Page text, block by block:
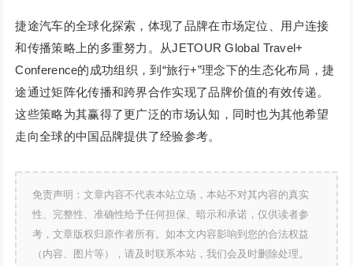
捷途汽车的全球化探索，体现了品牌在市场定位、用户连接
和传播策略上的多重努力。从JETOUR Global Travel+
Conference的成功组织，到“旅行+”理念下的生态化布局，捷
途通过矩阵化传播和跨界合作实现了品牌价值的有效传递。
这些策略为其赢得了更广泛的市场认知，同时也为其他希望
走向全球的中国品牌提供了经验参考。
免责声明：文章内容不代表本站立场，本站不对其内容的真实
性、完整性、准确性给予任何担保、暗示和承诺，仅供读者参
考，文章版权归原作者所有。如本文内容影响到您的合法权益
（内容、图片等），请及时联系本站，我们会及时删除处理。